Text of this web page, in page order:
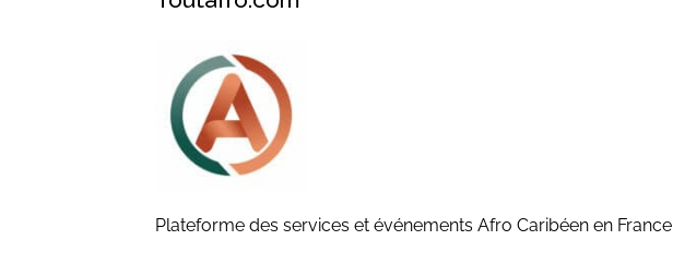
Plateforme des services et événements Afro Caribéen en France